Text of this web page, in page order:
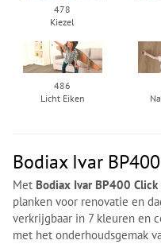
478
Kiezel
486
Licht Eiken
Bodiax Ivar
Met Bodiax Ivar BP400 Click
planken voor renovatie en
verkrijgbaar in 7 kleuren en
met het onderhoudsgemak